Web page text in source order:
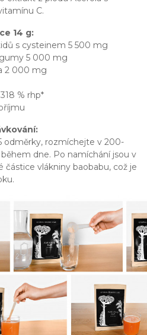
C.
14 g:
s cysteinem 5 500 mg
5 000 mg
2 000 mg
% rhp*
odměrky, rozmíchejte v 200-
dne. Po namíchání jsou v
částice vlákniny baobabu, což je